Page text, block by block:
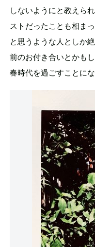
しないようにと教えら
ストだったことも相ま
と思うような人としか
前のお付き合いとかも
春時代を過ごすことにな